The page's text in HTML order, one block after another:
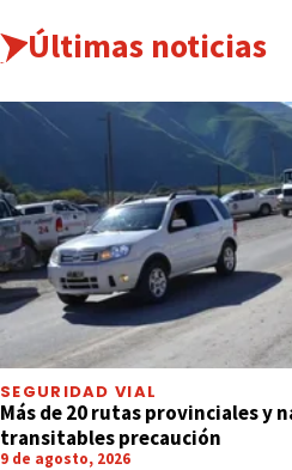
Últimas noticias
SEGURIDAD VIAL
Más de 20 rutas provinciales y
transitables precaución
9 de agosto, 2026